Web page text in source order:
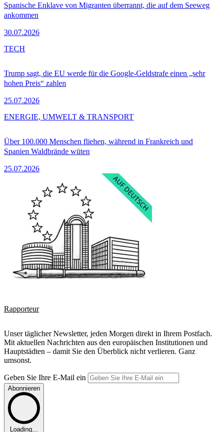
Spanische Enklave von Migranten überrannt, die auf dem Seeweg
ankommen
30.07.2026
Trump sagt, die EU werde für die Google-Geldstrafe einen „sehr
hohen Preis“ zahlen
25.07.2026
TECH
Über 100.000 Menschen fliehen, während in Frankreich und
Spanien Waldbrände wüten
25.07.2026
ENERGIE, UMWELT & TRANSPORT
Rapporteur
Unser täglicher Newsletter, jeden Morgen direkt in Ihrem Postfach.
Mit aktuellen Nachrichten aus den europäischen Institutionen und
Hauptstädten – damit Sie den Überblick nicht verlieren. Ganz
umsonst.
Geben Sie Ihre E-Mail ein
Abonnieren
Loading...